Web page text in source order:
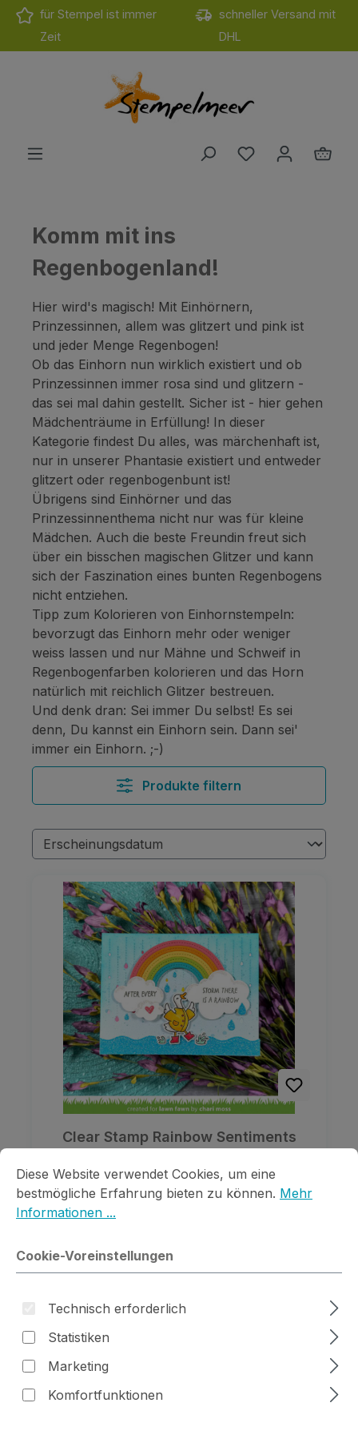
Zum Hauptinhalt springen
für Stempel ist immer
Zeit
schneller Versand mit
DHL
Du hast 0
Komm mit ins
Regenbogenland!
Hier wird's magisch! Mit Einhörnern,
Prinzessinnen, allem was glitzert und pink ist
und jeder Menge Regenbogen!
Ob das Einhorn nun wirklich existiert und ob
Prinzessinnen immer rosa sind und glitzern -
das sei mal dahin gestellt. Sicher ist - hier gehen
Mädchenträume in Erfüllung! In dieser
Kategorie findest Du alles, was märchenhaft ist,
nur in unserer Phantasie existiert und entweder
glitzert oder regenbogenbunt ist!
Übrigens sind Einhörner und das
Prinzessinnenthema nicht nur was für kleine
Mädchen. Auch die beste Freundin freut sich
über ein bisschen magischen Glitzer und kann
sich der Faszination eines bunten Regenbogens
nicht entziehen.
Tipp zum Kolorieren von Einhornstempeln:
bevorzugt das Einhorn mehr oder weniger
weiss lassen und nur Mähne und Schweif in
Regenbogenfarben kolorieren und das Horn
natürlich mit reichlich Glitzer bestreuen.
Und denk dran: Sei immer Du selbst! Es sei
denn, Du kannst ein Einhorn sein. Dann sei'
immer ein Einhorn. ;-)
Produkte filtern
Clear Stamp Rainbow Sentiments
Regulärer Preis:
8,49 €
Preise inkl. MwSt. zzgl. Versandkosten
Details
Cookie-Voreinstellungen
Diese Website verwendet Cookies, um eine bestmögliche
Diese Website verwendet Cookies, um eine
bestmögliche Erfahrung bieten zu können. Mehr
Informationen ...
Cookie-Voreinstellungen
Technisch erforderlich
Statistiken
Marketing
Komfortfunktionen